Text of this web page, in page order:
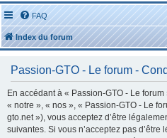
FAQ
Index du forum
Passion-GTO - Le forum -
En accédant à « Passion-GTO - Le
« notre », « nos », « Passion-GTO - Le
gto.net »), vous acceptez d’être
suivantes. Si vous n’acceptez pas